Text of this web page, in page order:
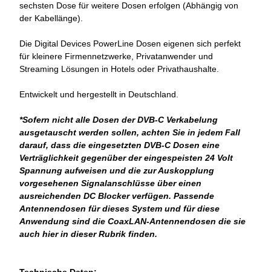
sechsten Dose für weitere Dosen erfolgen (Abhängig von
der Kabellänge).
Die Digital Devices PowerLine Dosen eigenen sich perfekt
für kleinere Firmennetzwerke, Privatanwender und
Streaming Lösungen in Hotels oder Privathaushalte.
Entwickelt und hergestellt in Deutschland.
*Sofern nicht alle Dosen der DVB-C Verkabelung
ausgetauscht werden sollen, achten Sie in jedem Fall
darauf, dass die eingesetzten DVB-C Dosen eine
Verträglichkeit gegenüber der eingespeisten 24 Volt
Spannung aufweisen und die zur Auskopplung
vorgesehenen Signalanschlüsse über einen
ausreichenden DC Blocker verfügen. Passende
Antennendosen für dieses System und für diese
Anwendung sind die CoaxLAN-Antennendosen die sie
auch hier in dieser Rubrik finden.